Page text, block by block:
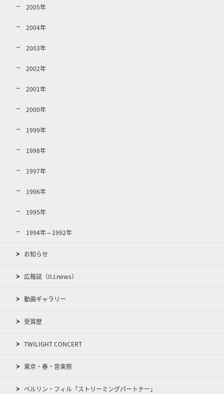
2005年
2004年
2003年
2002年
2001年
2000年
1999年
1998年
1997年
1996年
1995年
1994年～1992年
お知らせ
広報誌（IIJ.news）
動画ギャラリー
受賞歴
TWILIGHT CONCERT
東京・春・音楽祭
ベルリン・フィル「ストリーミングパートナー」